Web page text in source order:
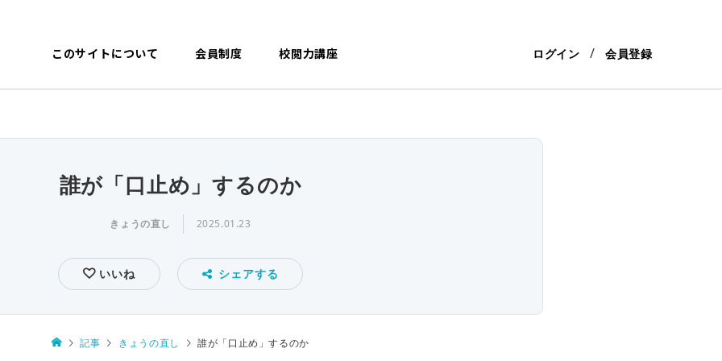
このサイトについて 会員制度 校閲力講座 ログイン 会員登録
誰が「口止め」するのか
きょうの直し 2025.01.23
いいね シェアする
記事 きょうの直し 誰が「口止め」するのか